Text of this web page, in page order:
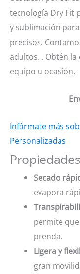
tecnología Dry Fit
y sublimación
precisos.
adultos. . Obtén
equipo u ocasión.
Infórmate más
Personalizadas
Secado
evapora
permite
prenda.
Ligera y
gran